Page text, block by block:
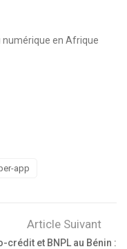
numérique en Afrique
app
Article Suivant
crédit et BNPL au Bénin :